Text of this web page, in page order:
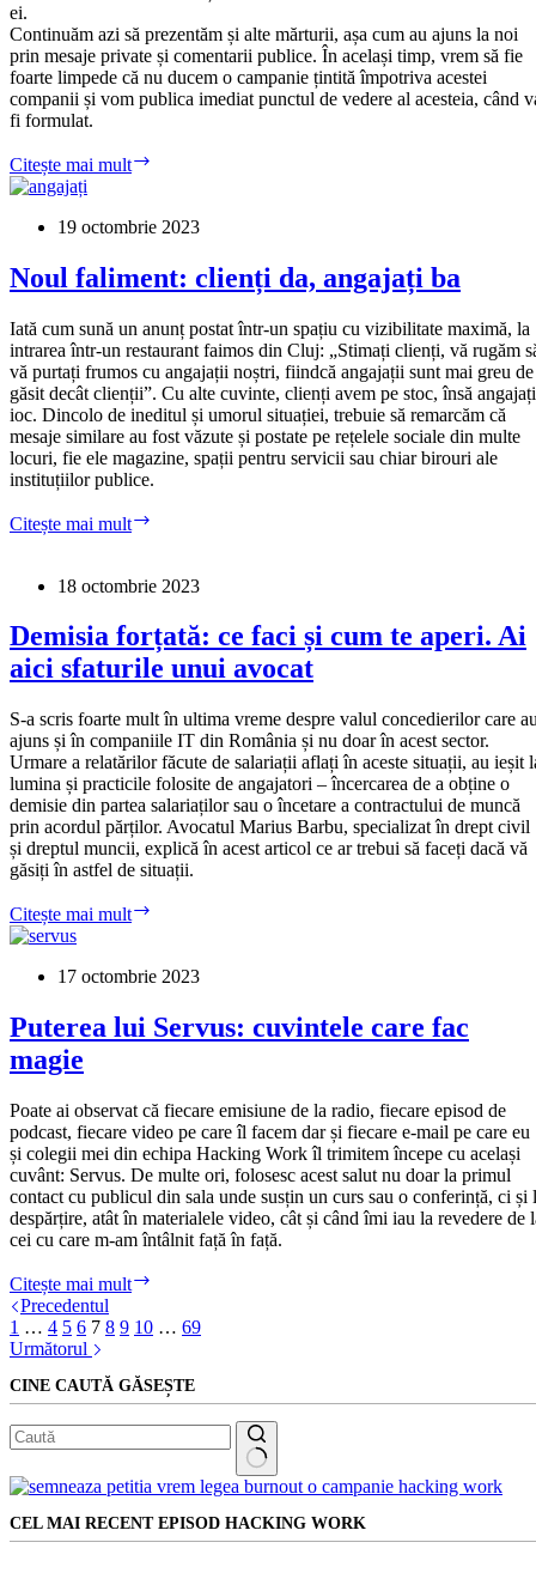
ei.
Continuăm azi să prezentăm și alte mărturii, așa cum au ajuns la noi
prin mesaje private și comentarii publice. În același timp, vrem să fie
foarte limpede că nu ducem o campanie țintită împotriva acestei
companii și vom publica imediat punctul de vedere al acesteia, când
fi formulat.
Citește mai mult
abuzurile
Cognizant
Noile
mărturii
ale
angajaților.
19 octombrie 2023
Noul faliment: clienți da, angajați ba
Iată cum sună un anunț postat într-un spațiu cu vizibilitate maximă, la
intrarea într-un restaurant faimos din Cluj: „Stimați clienți, vă rugăm
vă purtați frumos cu angajații noștri, fiindcă angajații sunt mai greu de
găsit decât clienții”. Cu alte cuvinte, clienți avem pe stoc, însă angajați
ioc. Dincolo de ineditul și umorul situației, trebuie să remarcăm că
mesaje similare au fost văzute și postate pe rețelele sociale din multe
locuri, fie ele magazine, spații pentru servicii sau chiar birouri ale
instituțiilor publice.
Citește mai mult
da,
ba
18 octombrie 2023
Demisia forțată: ce faci și cum te aperi. Ai
aici sfaturile unui avocat
S-a scris foarte mult în ultima vreme despre valul concedierilor care
ajuns și în companiile IT din România și nu doar în acest sector.
Urmare a relatărilor făcute de salariații aflați în aceste situații, au ieșit
lumina și practicile folosite de angajatori – încercarea de a obține o
demisie din partea salariaților sau o încetare a contractului de muncă
prin acordul părților. Avocatul Marius Barbu, specializat în drept civil
și dreptul muncii, explică în acest articol ce ar trebui să faceți dacă vă
găsiți în astfel de situații.
Citește mai mult
faci
cum
te
aici
sfaturile
unui
avocat
17 octombrie 2023
Puterea lui Servus: cuvintele care fac
magie
Poate ai observat că fiecare emisiune de la radio, fiecare episod de
podcast, fiecare video pe care îl facem dar și fiecare e-mail pe care eu
și colegii mei din echipa Hacking Work îl trimitem începe cu același
cuvânt: Servus. De multe ori, folosesc acest salut nu doar la primul
contact cu publicul din sala unde susțin un curs sau o conferință, ci și
despărțire, atât în materialele video, cât și când îmi iau la revedere de
cei cu care m-am întâlnit față în față.
Citește mai mult
Servus:
fac
magie
Precedentul
1 … 4 5 6 7 8 9 10 … 69
Următorul
CINE CAUTĂ GĂSEȘTE
Niciun
CEL MAI RECENT EPISOD HACKING WORK